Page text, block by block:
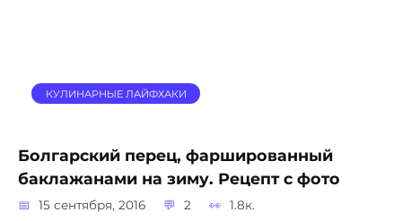
КУЛИНАРНЫЕ ЛАЙФХАКИ
Болгарский перец, фаршированный
баклажанами на зиму. Рецепт с фото
15 сентября, 2016 2 1.8к.